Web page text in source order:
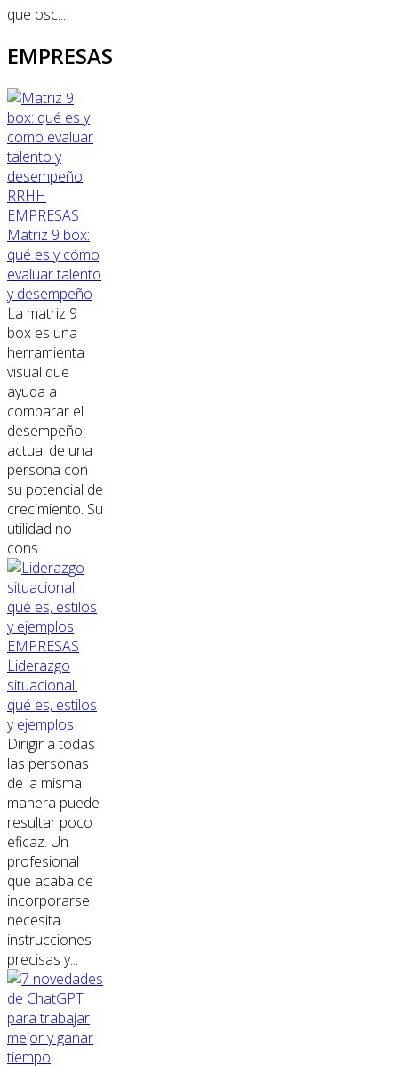
que osc...
EMPRESAS
RRHH
EMPRESAS
Matriz 9 box:
qué es y cómo
evaluar talento
y desempeño
La matriz 9
box es una
herramienta
visual que
ayuda a
comparar el
desempeño
actual de una
persona con
su potencial de
crecimiento. Su
utilidad no
cons...
EMPRESAS
Liderazgo
situacional:
qué es, estilos
y ejemplos
Dirigir a todas
las personas
de la misma
manera puede
resultar poco
eficaz. Un
profesional
que acaba de
incorporarse
necesita
instrucciones
precisas y...